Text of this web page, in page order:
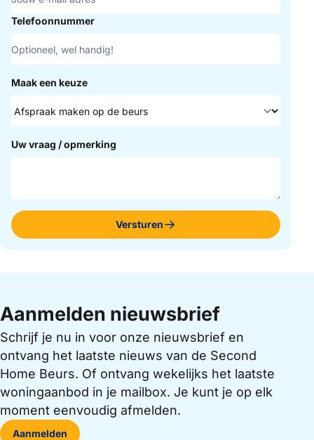
Telefoonnummer
Maak een keuze
Uw vraag / opmerking
Versturen
Aanmelden nieuwsbrief
Schrijf je nu in voor onze nieuwsbrief en
ontvang het laatste nieuws van de Second
Home Beurs. Of ontvang wekelijks het laatste
woningaanbod in je mailbox. Je kunt je op elk
moment eenvoudig afmelden.
Aanmelden